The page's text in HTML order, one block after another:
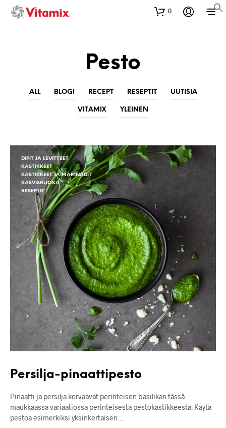
0
Pesto
ALL BLOGI RECEPT RESEPTIT UUTISIA
VITAMIX YLEINEN
DIPIT JA LEVITTEET
KASTIKKEET
KASTIKKEET JA MARINADIT
KASVISRUOKA
RESEPTIT
Persilja-pinaattipesto
Pinaatti ja persilja korvaavat perinteisen basilikan tässä
maukkaassa variaatiossa perinteisestä pestokastikkeesta. Käytä
pestoa esimerkiksi yksinkertaisen…